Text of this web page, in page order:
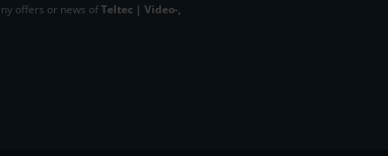
offers or news ofTeltec | Video-,